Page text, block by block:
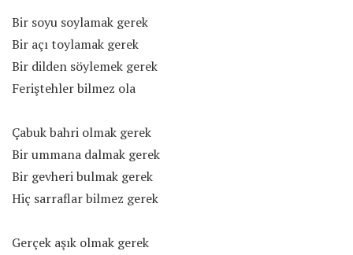
Bir soyu soylamak gerek
Bir açı toylamak gerek
Bir dilden söylemek gerek
Feriştehler bilmez ola
Çabuk bahri olmak gerek
Bir ummana dalmak gerek
Bir gevheri bulmak gerek
Hiç sarraflar bilmez gerek
Gerçek aşık olmak gerek